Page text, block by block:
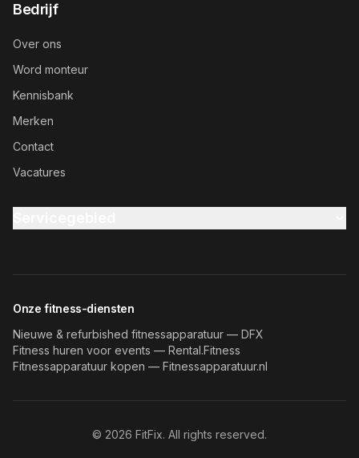
Bedrijf
Over ons
Word monteur
Kennisbank
Merken
Contact
Vacatures
Onze fitness-diensten
Nieuwe & refurbished fitnessapparatuur — DFX
Fitness huren voor events — Rental.Fitness
Fitnessapparatuur kopen — Fitnessapparatuur.nl
© 2026 FitFix. All rights reserved.